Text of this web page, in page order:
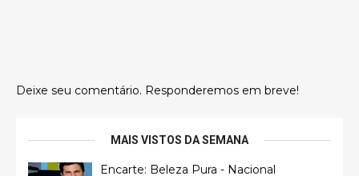
Deixe seu comentário. Responderemos em breve!
MAIS VISTOS DA SEMANA
Encarte: Beleza Pura - Nacional